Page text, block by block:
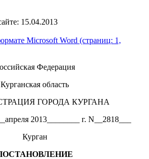
15.04.2013
Microsoft Word (страниц: 1,
Федерация
Курганская область
ГОРОДА КУРГАНА
2013________ г. N__2818___
Курган